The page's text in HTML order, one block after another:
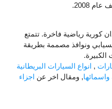
2008.
سيارة سيدان كورية رياضية فاخرة. تتمتع
ونوافذ مصممة بطريقة
الكبيرة.
, انواع السيارات البريطانية
واسمائها, ومقال اخر عن اجزاء